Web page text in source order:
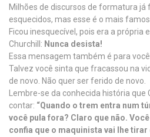
Milhões de discursos de formatura já
esquecidos, mas esse é o mais
Ficou inesquecível, pois era a própria
Churchill: Nunca desista!
Essa mensagem também é para
Talvez você sinta que fracassou na
de novo. Não quer ser ferido de novo.
Lembre-se da conhecida história
contar: “Quando o trem entra num
você pula fora? Claro que não.
confia que o maquinista vai lhe tirar